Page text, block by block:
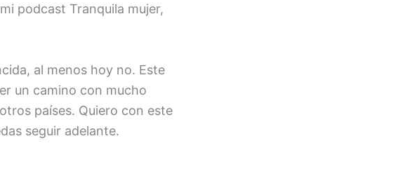
podcast Tranquila mujer,
al menos hoy no. Este
un camino con mucho
países. Quiero con este
seguir adelante.